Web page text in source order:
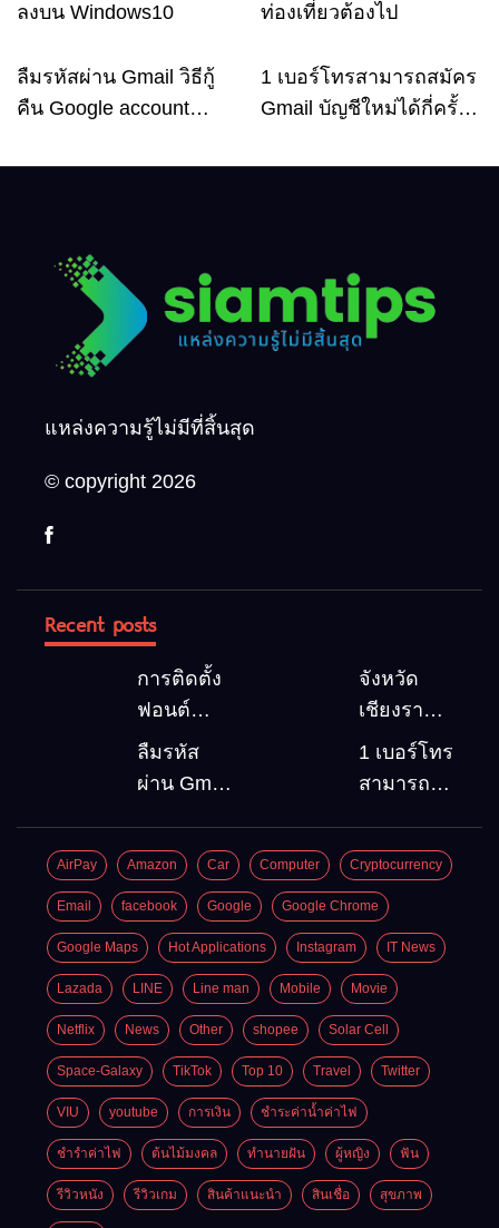
ลงบน Windows10
ท่องเที่ยวต้องไป
Email
ลืมรหัสผ่าน Gmail วิธีกู้
คืน Google account
Email
1 เบอร์โทรสามารถสมัคร
Gmail บัญชีใหม่ได้กี่ครั้ง?
แหล่งความรู้ไม่มีที่สิ้นสุด
© copyright 2026
Recent posts
การติดตั้ง
ฟอนต์
(Font)
ลงบน
จังหวัด
เชียงราย 5
สถานที่
ท่องเที่ยว
ลืมรหัส
ผ่าน Gmail
Google
account
อัพเดต
ล่าสุด
1 เบอร์โทร
สามารถ
Gmail
บัญชีใหม่
ได้กี่ครั้ง?
กี่บัญชี ?
AirPay Amazon Car Computer Cryptocurrency
Email facebook Google Google Chrome
Google Maps Hot Applications Instagram IT News
Lazada LINE Line man Mobile Movie
Netflix News Other shopee Solar Cell
Space-Galaxy TikTok Top 10 Travel Twitter
VIU youtube การเงิน ชำระค่าน้ำค่าไฟ
ชำรำค่าไฟ ต้นไม้มงคล ทำนายฝัน ผู้หญิง ฟัน
รีวิวหนัง รีวิวเกม สินค้าแนะนำ สินเชื่อ สุขภาพ